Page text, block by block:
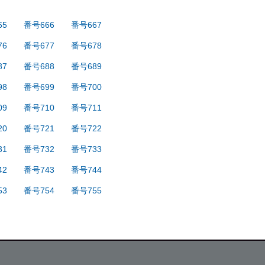
番号666 番号667
番号677 番号678
番号688 番号689
番号699 番号700
番号710 番号711
番号721 番号722
番号732 番号733
番号743 番号744
番号754 番号755